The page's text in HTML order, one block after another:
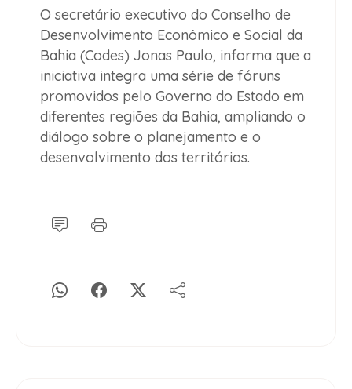
O secretário executivo do Conselho de
Desenvolvimento Econômico e Social da
Bahia (Codes) Jonas Paulo, informa que a
iniciativa integra uma série de fóruns
promovidos pelo Governo do Estado em
diferentes regiões da Bahia, ampliando o
diálogo sobre o planejamento e o
desenvolvimento dos territórios.